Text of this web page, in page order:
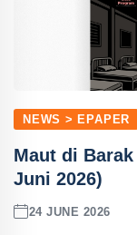
NEWS > EPAPER
Maut di
Juni 2026)
24 JUNE 2026